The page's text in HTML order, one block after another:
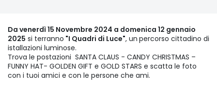
Da venerdì 15 Novembre 2024 a domenica 12 gennaio
2025 si terranno "I Quadri di Luce", un percorso cittadino di
istallazioni luminose.
Trova le postazioni SANTA CLAUS - CANDY CHRISTMAS –
FUNNY HAT- GOLDEN GIFT e GOLD STARS e scatta le foto
con i tuoi amici e con le persone che ami.